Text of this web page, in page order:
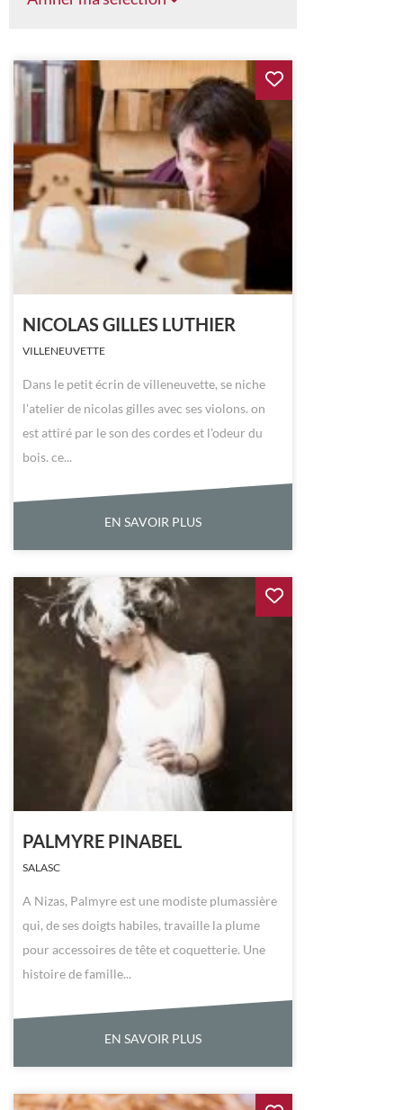
NICOLAS GILLES LUTHIER
VILLENEUVETTE
Dans le petit écrin de villeneuvette, se niche
l'atelier de nicolas gilles avec ses violons. on
est attiré par le son des cordes et l'odeur du
bois. ce...
EN SAVOIR PLUS
PALMYRE PINABEL
SALASC
A Nizas, Palmyre est une modiste plumassière
qui, de ses doigts habiles, travaille la plume
pour accessoires de tête et coquetterie. Une
histoire de famille...
EN SAVOIR PLUS